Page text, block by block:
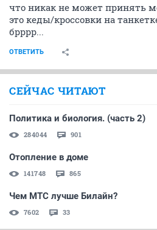
что никак не может принять
это кеды/кроссовки на
брррр...
ОТВЕТИТЬ
СЕЙЧАС ЧИТАЮТ
Политика и биология. (часть 2)
284044 901
Отопление в доме
141748 865
Чем МТС лучше Билайн?
7602 33